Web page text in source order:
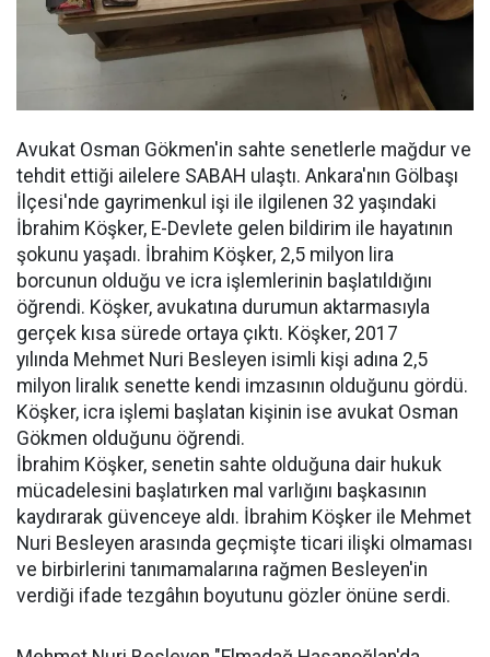
Avukat Osman Gökmen'in sahte senetlerle mağdur ve
tehdit ettiği ailelere SABAH ulaştı. Ankara'nın Gölbaşı
İlçesi'nde gayrimenkul işi ile ilgilenen 32 yaşındaki
İbrahim Köşker, E-Devlete gelen bildirim ile hayatının
şokunu yaşadı. İbrahim Köşker, 2,5 milyon lira
borcunun olduğu ve icra işlemlerinin başlatıldığını
öğrendi. Köşker, avukatına durumun aktarmasıyla
gerçek kısa sürede ortaya çıktı. Köşker, 2017
yılında Mehmet Nuri Besleyen isimli kişi adına 2,5
milyon liralık senette kendi imzasının olduğunu gördü.
Köşker, icra işlemi başlatan kişinin ise avukat Osman
Gökmen olduğunu öğrendi.
İbrahim Köşker, senetin sahte olduğuna dair hukuk
mücadelesini başlatırken mal varlığını başkasının
kaydırarak güvenceye aldı. İbrahim Köşker ile Mehmet
Nuri Besleyen arasında geçmişte ticari ilişki olmaması
ve birbirlerini tanımamalarına rağmen Besleyen'in
verdiği ifade tezgâhın boyutunu gözler önüne serdi.